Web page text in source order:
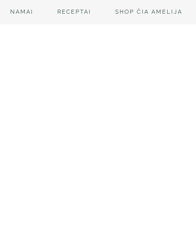
NAMAI RECEPTAI SHOP ČIA AMELIJA